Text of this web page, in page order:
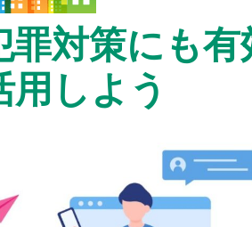
罪対策にも
用しよう